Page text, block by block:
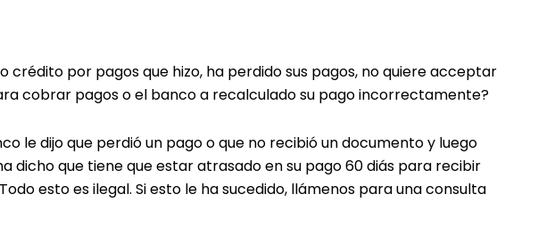
crédito por pagos que hizo, ha perdido sus pagos, no quiere acceptar
cobrar pagos o el banco a recalculado su pago incorrectamente?
le dijo que perdió un pago o que no recibió un documento y luego
dicho que tiene que estar atrasado en su pago 60 diás para recibir
esto es ilegal. Si esto le ha sucedido, llámenos para una consulta